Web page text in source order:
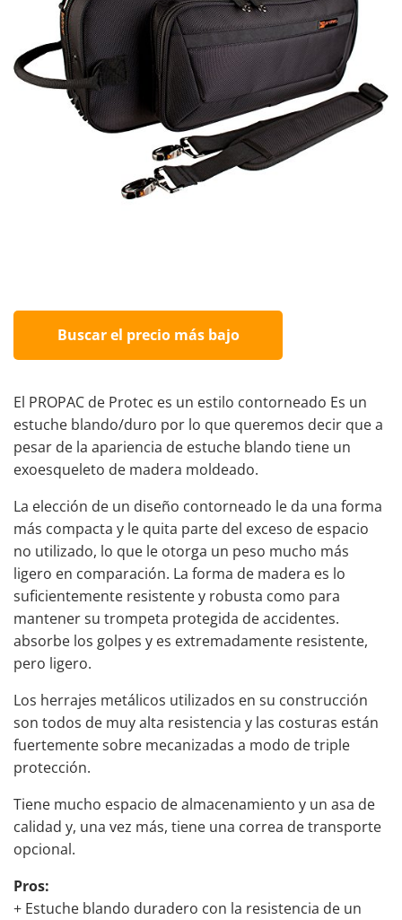
Buscar el precio más bajo
El PROPAC de Protec es un estilo contorneado Es un
estuche blando/duro por lo que queremos decir que a
pesar de la apariencia de estuche blando tiene un
exoesqueleto de madera moldeado.
La elección de un diseño contorneado le da una forma
más compacta y le quita parte del exceso de espacio
no utilizado, lo que le otorga un peso mucho más
ligero en comparación. La forma de madera es lo
suficientemente resistente y robusta como para
mantener su trompeta protegida de accidentes.
absorbe los golpes y es extremadamente resistente,
pero ligero.
Los herrajes metálicos utilizados en su construcción
son todos de muy alta resistencia y las costuras están
fuertemente sobre mecanizadas a modo de triple
protección.
Tiene mucho espacio de almacenamiento y un asa de
calidad y, una vez más, tiene una correa de transporte
opcional.
Pros:
+ Estuche blando duradero con la resistencia de un